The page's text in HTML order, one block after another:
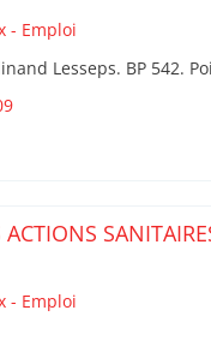
- Emploi
Lesseps. BP 542.
ACTIONS
- Emploi